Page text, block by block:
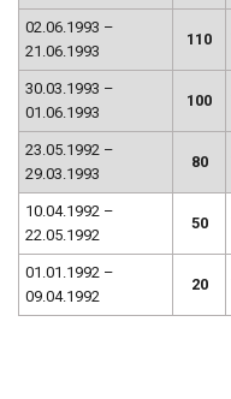
02.06.1993 –
21.06.1993
110
30.03.1993 –
01.06.1993
100
23.05.1992 –
29.03.1993
80
10.04.1992 –
22.05.1992
50
01.01.1992 –
09.04.1992
20